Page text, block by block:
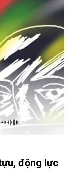
sự của mình
động lực